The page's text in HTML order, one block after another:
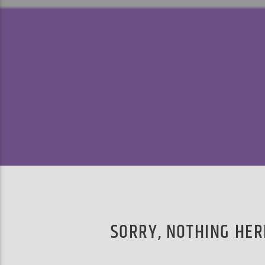
SORRY, NOTHING